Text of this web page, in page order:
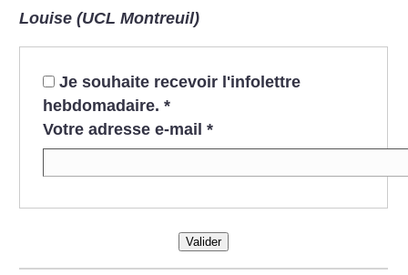
Louise (UCL Montreuil)
Je souhaite recevoir l'infolettre
hebdomadaire. *
Votre adresse e-mail *
Valider